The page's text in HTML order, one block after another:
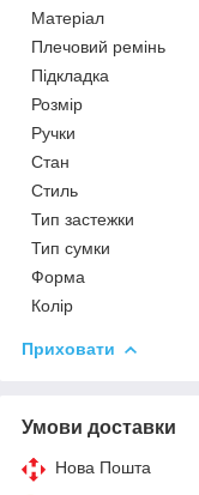
Матеріал
Плечовий ремінь
Підкладка
Розмір
Ручки
Стан
Стиль
Тип застежки
Тип сумки
Форма
Колір
Приховати
Умови доставки
Нова Пошта